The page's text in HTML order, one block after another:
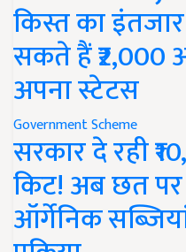
किस्त का
सकते हैं
अपना स्टेटस
Government Scheme
सरकार दे रही
किट! अब छत पर
ऑर्गेनिक